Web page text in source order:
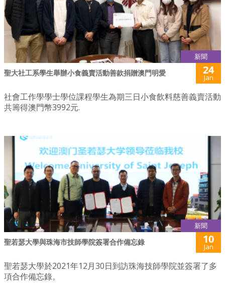
新聞
聖大社工系學生舉辦小食義賣活動善款捐贈澳門明愛 24
Jan
社會工作學學士學位課程學生為期三日小食飲料慈善義賣活動
共籌得澳門幣3992元.
新聞
聖若瑟大學與珠海市技師學院簽署合作備忘錄 10
Jan
聖若瑟大學於2021年12月30日到訪珠海技師學院並簽署了多
項合作備忘錄。